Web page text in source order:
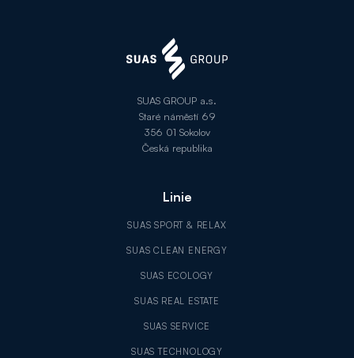
SUAS GROUP a.s.
Staré náměstí 69
356 01 Sokolov
Česká republika
Linie
SUAS SPORT & RELAX
SUAS CLEAN ENERGY
SUAS ECOLOGY
SUAS REAL ESTATE
SUAS SERVICE
SUAS TECHNOLOGY